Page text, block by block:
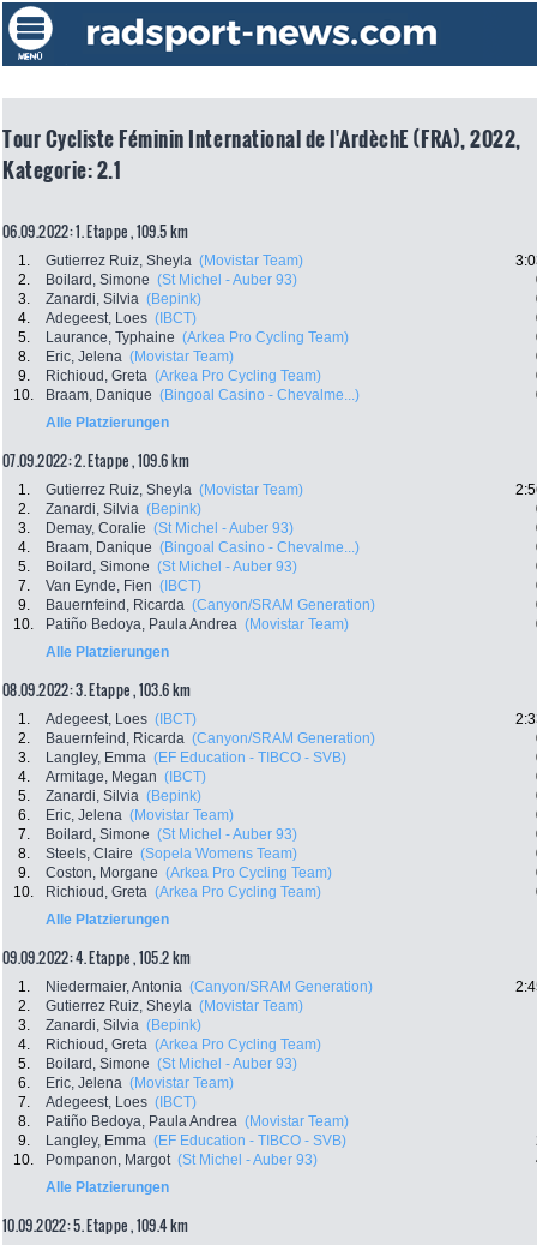
Tour Cycliste Féminin International de l'ArdèchE (FRA), 2022,
Kategorie: 2.1
06.09.2022: 1. Etappe , 109.5 km
1. Gutierrez Ruiz, Sheyla (Movistar Team)
2.
Boilard, Simone (St Michel - Auber 93)
3.
Zanardi, Silvia (Bepink)
4.
Adegeest, Loes (IBCT)
5.
Laurance, Typhaine (Arkea Pro Cycling Team)
8.
Eric, Jelena (Movistar Team)
9.
Richioud, Greta (Arkea Pro Cycling Team)
10.
Braam, Danique (Bingoal Casino - Chevalme...)
Alle Platzierungen
07.09.2022: 2. Etappe , 109.6 km
1. Gutierrez Ruiz, Sheyla (Movistar Team)
2.
Zanardi, Silvia (Bepink)
3.
Demay, Coralie (St Michel - Auber 93)
4.
Braam, Danique (Bingoal Casino - Chevalme...)
5.
Boilard, Simone (St Michel - Auber 93)
7.
Van Eynde, Fien (IBCT)
9.
Bauernfeind, Ricarda (Canyon/SRAM Generation)
10.
Patiño Bedoya, Paula Andrea (Movistar Team)
Alle Platzierungen
08.09.2022: 3. Etappe , 103.6 km
1. Adegeest, Loes (IBCT)
2.
Bauernfeind, Ricarda (Canyon/SRAM Generation)
3.
Langley, Emma (EF Education - TIBCO - SVB)
4.
Armitage, Megan (IBCT)
5.
Zanardi, Silvia (Bepink)
6.
Eric, Jelena (Movistar Team)
7.
Boilard, Simone (St Michel - Auber 93)
8.
Steels, Claire (Sopela Womens Team)
9.
Coston, Morgane (Arkea Pro Cycling Team)
10.
Richioud, Greta (Arkea Pro Cycling Team)
Alle Platzierungen
09.09.2022: 4. Etappe , 105.2 km
1. Niedermaier, Antonia (Canyon/SRAM Generation)
2.
Gutierrez Ruiz, Sheyla (Movistar Team)
3.
Zanardi, Silvia (Bepink)
4.
Richioud, Greta (Arkea Pro Cycling Team)
5.
Boilard, Simone (St Michel - Auber 93)
6.
Eric, Jelena (Movistar Team)
7.
Adegeest, Loes (IBCT)
8.
Patiño Bedoya, Paula Andrea (Movistar Team)
9.
Langley, Emma (EF Education - TIBCO - SVB)
10.
Pompanon, Margot (St Michel - Auber 93)
Alle Platzierungen
10.09.2022: 5. Etappe , 109.4 km